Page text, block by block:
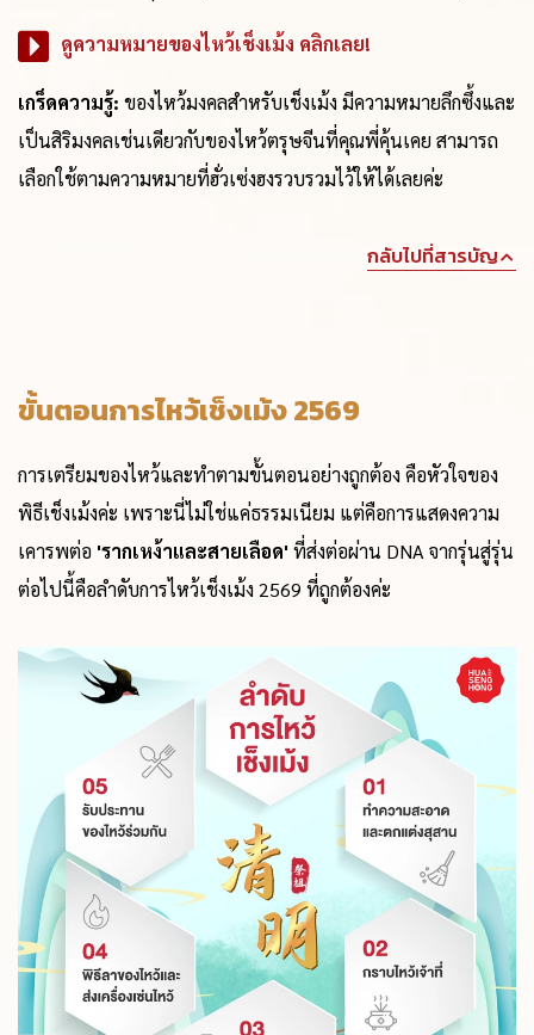
ดูความหมายของไหว้เช็งเม้ง คลิกเลย!
เกร็ดความรู้: ของไหว้มงคลสำหรับเช็งเม้ง มีความหมายลึกซึ้งและ
เป็นสิริมงคลเช่นเดียวกับของไหว้ตรุษจีนที่คุณพี่คุ้นเคย สามารถ
เลือกใช้ตามความหมายที่ฮั่วเซ่งฮงรวบรวมไว้ให้ได้เลยค่ะ
กลับไปที่สารบัญ
ขั้นตอนการไหว้เช็งเม้ง 2569
การเตรียมของไหว้และทำตามขั้นตอนอย่างถูกต้อง คือหัวใจของ
พิธีเช็งเม้งค่ะ เพราะนี่ไม่ใช่แค่ธรรมเนียม แต่คือการแสดงความ
เคารพต่อ 'รากเหง้าและสายเลือด' ที่ส่งต่อผ่าน DNA จากรุ่นสู่รุ่น
ต่อไปนี้คือลำดับการไหว้เช็งเม้ง 2569 ที่ถูกต้องค่ะ